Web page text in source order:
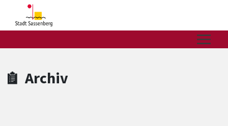
Zum Header
Zum Hauptinhalt
Zum Footer
Zum Hauptinhalt springen
Archiv